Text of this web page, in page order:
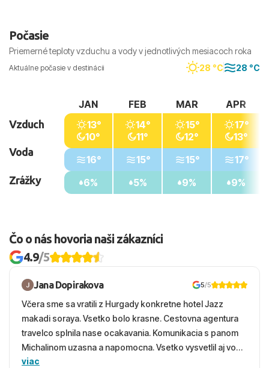
Počasie
Priemerné teploty vzduchu a vody v jednotlivých mesiacoch roka
Aktuálne počasie v destinácii 28 °C 28 °C
Vzduch
Voda
Zrážky
JAN
13°
10°
16°
6%
FEB
14°
11°
15°
5%
MAR
15°
12°
15°
9%
APR
17°
13°
17°
9%
Čo o nás hovoria naši zákazníci
4.9/5
Jana Dopirakova 5/5
Včera sme sa vratili z Hurgady konkretne hotel Jazz
makadi soraya. Vsetko bolo krasne. Cestovna agentura
travelco splnila nase ocakavania. Komunikacia s panom
Michalinom uzasna a napomocna. Vsetko vysvetlil aj vo
vecernych hodinach zaco sa ospravedlnujem. Hotel
viac